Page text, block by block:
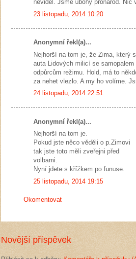
neviděl. Jsme ubohý pronárod. Nic
23 listopadu, 2014 10:20
Anonymní řekl(a)...
Nejhorší na tom je, že Zima, který
auta Lidových milicí se
odpůrcům režimu. Hold, má to
za nehet vlezlo. A my ho volíme.
24 listopadu, 2014 22:51
Anonymní řekl(a)...
Nejhorší na tom je.
Pokud jste něco věděli o p.Zimovi
tak jste toto měli zveřejni před
volbami.
Nyní jdete s křížkem po funuse.
25 listopadu, 2014 19:15
Okomentovat
Novější příspěvek